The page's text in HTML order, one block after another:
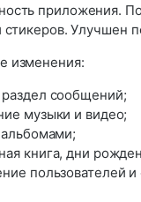
приложения.
стикеров. Улучшен
изменения:
сообщений;
музыки и видео;
альбомами;
книга, дни
пользователей